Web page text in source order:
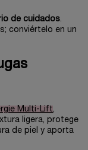
de cuidados
conviértelo en un
Multi-Lift
ligera, protege
de piel y aporta